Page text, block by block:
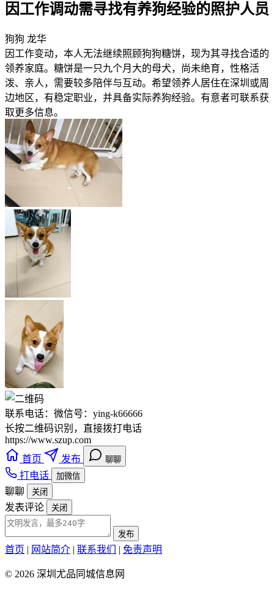
因工作调动需寻找有养狗经验的照护人员
狗狗 龙华
因工作变动，本人无法继续照顾狗狗糖饼，现为其寻找合适的
领养家庭。糖饼是一只九个月大的母犬，尚未绝育，性格活
泼、亲人，需要较多陪伴与互动。希望领养人居住在深圳或周
边地区，有稳定职业，并具备实际养狗经验。有意者可联系获
取更多信息。
联系电话：微信号：ying-k66666
长按二维码识别，直接拨打电话
https://www.szup.com
首页
发布 聊聊
打电话 加微信
聊聊 关闭
发表评论 关闭
发布
首页 | 网站简介 | 联系我们 | 免责声明
© 2026 深圳尤品同城信息网